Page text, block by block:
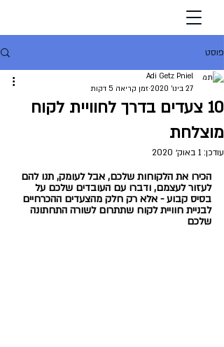
פוסט
10 צעדים בדרך לחוויית לקוח
מוצלחת
Adi Getz Pniel
27 בינו׳ 2020
זמן קריאה 5 דקות
עודכן: 1 באוק׳ 2020
הכירו את הלקוחות שלכם, אבל לעומק, תנו להם
לעזור לעצמם, ודברו עם העובדים שלכם על
בסיס קבוע - אלא רק חלק מהצעדים ההכרחיים
לבניית חוויית לקוח שתתרום לשורה התחתונה
שלכם